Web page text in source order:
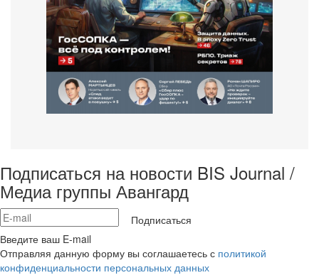
Подписаться на новости BIS Journal /
Медиа группы Авангард
Подписаться
Введите ваш E-mail
Отправляя данную форму вы соглашаетесь с политикой
конфиденциальности персональных данных